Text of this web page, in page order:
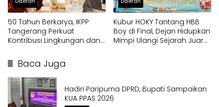
50 Tahun Berkarya, IKPP
Tangerang Perkuat
Kontribusi Lingkungan dan
Penghargaan Berkelanjutan
Kubur HOKY Tantang HBB
Boy di Final, Dejan Hidupkan
Mimpi Ulangi Sejarah Juara
Baca Juga
Hadiri Paripurna DPRD, Bupati Sampaikan
KUA PPAS 2026